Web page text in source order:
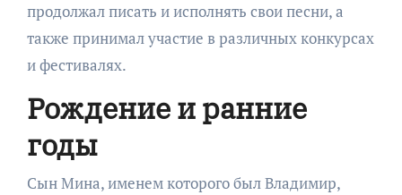
продолжал писать и исполнять свои песни, а
также принимал участие в различных конкурсах
и фестивалях.
Рождение и ранние
годы
Сын Мина, именем которого был Владимир,